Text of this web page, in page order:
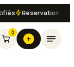
Réservation
0